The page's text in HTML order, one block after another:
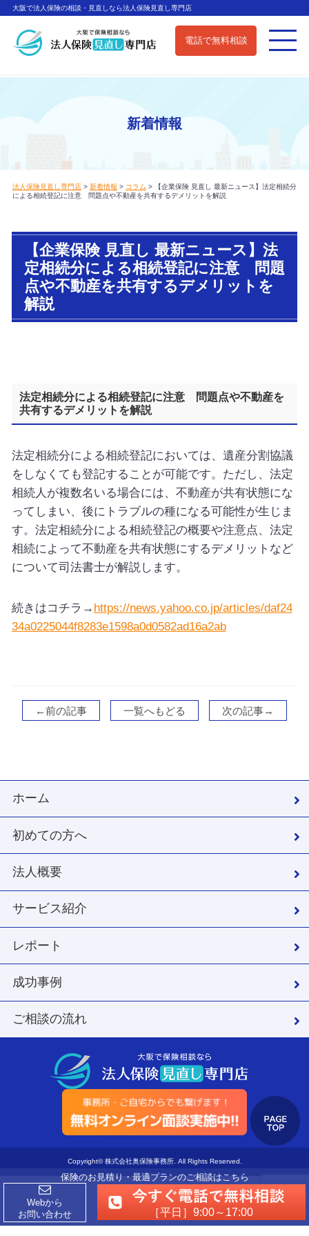
大阪で法人保険の相談・見直しなら法人保険見直し専門店
電話で無料相談
新着情報
法人保険見直し専門店> 新着情報 > コラム >
【企業保険 見直し 最新ニュース】法定相続分
による相続登記に注意 問題点や不動産を共有するデメリットを解説
【企業保険 見直し 最新ニュース】法
定相続分による相続登記に注意 問題
点や不動産を共有するデメリットを
解説
法定相続分による相続登記に注意 問題点や不動産を
共有するデメリットを解説
法定相続分による相続登記においては、遺産分割協議
をしなくても登記することが可能です。ただし、法定
相続人が複数名いる場合には、不動産が共有状態にな
ってしまい、後にトラブルの種になる可能性が生じま
す。法定相続分による相続登記の概要や注意点、法定
相続によって不動産を共有状態にするデメリットなど
について司法書士が解説します。
続きはコチラ→ https://news.yahoo.co.jp/articles/daf24
34a0225044f8283e1598a0d0582ad16a2ab
←前の記事 一覧へもどる 次の記事→
ホーム
初めての方へ
法人概要
サービス紹介
レポート
成功事例
ご相談の流れ
Copyright© 株式会社奥保険事務所. All Rights Reserved.
保険のお見積り・最適プランのご相談はこちら
Webから
お問い合わせ
［平日］9:00～17:00